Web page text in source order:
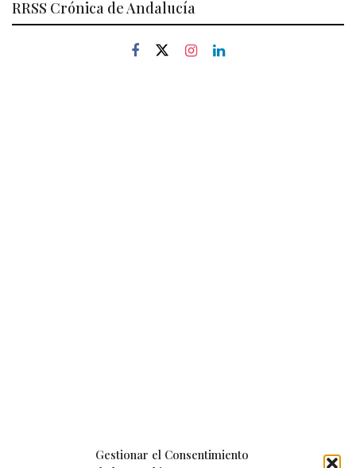
Gestionar el Consentimiento
RRSS Crónica de Andalucía